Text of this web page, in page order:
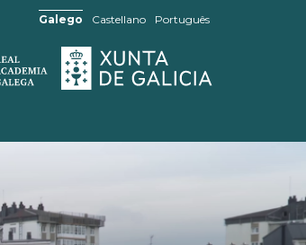
Galego Castellano Português